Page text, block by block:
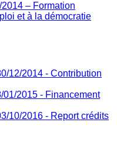
– Formation
et à la démocratie
12/2014 - Contribution
01/2015 - Financement
10/2016 - Report crédits